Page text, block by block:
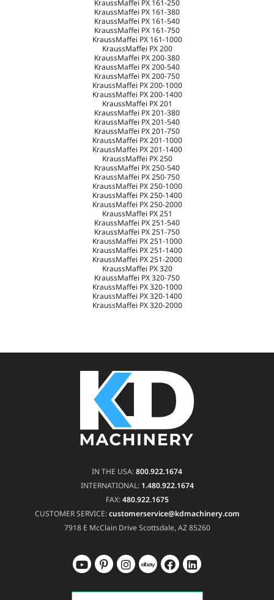
KraussMaffei PX 161-250
KraussMaffei PX 161-380
KraussMaffei PX 161-540
KraussMaffei PX 161-750
KraussMaffei PX 161-1000
KraussMaffei PX 200
KraussMaffei PX 200-380
KraussMaffei PX 200-540
KraussMaffei PX 200-750
KraussMaffei PX 200-1000
KraussMaffei PX 200-1400
KraussMaffei PX 201
KraussMaffei PX 201-380
KraussMaffei PX 201-540
KraussMaffei PX 201-750
KraussMaffei PX 201-1000
KraussMaffei PX 201-1400
KraussMaffei PX 250
KraussMaffei PX 250-540
KraussMaffei PX 250-750
KraussMaffei PX 250-1000
KraussMaffei PX 250-1400
KraussMaffei PX 250-2000
KraussMaffei PX 251
KraussMaffei PX 251-540
KraussMaffei PX 251-750
KraussMaffei PX 251-1000
KraussMaffei PX 251-1400
KraussMaffei PX 251-2000
KraussMaffei PX 320
KraussMaffei PX 320-750
KraussMaffei PX 320-1000
KraussMaffei PX 320-1400
KraussMaffei PX 320-2000
IN THE USA:800.922.1674
INTERNATIONAL: 1.480.922.1674
FAX:480.922.1675
CUSTOMER SERVICE:customerservice@kdmachinery.com
7918 E McClain DriveScottsdale, AZ 85260